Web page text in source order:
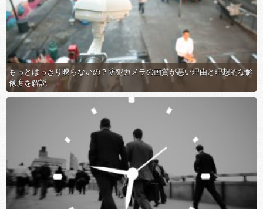
もっとはっきり映らないの？防犯カメラの画質が悪い理由と理想的な解
像度を解説